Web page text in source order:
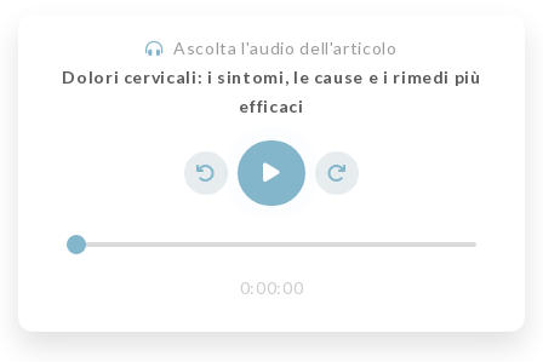
Ascolta l'audio dell'articolo
Dolori cervicali: i sintomi, le cause e i rimedi più
efficaci
0:00:00